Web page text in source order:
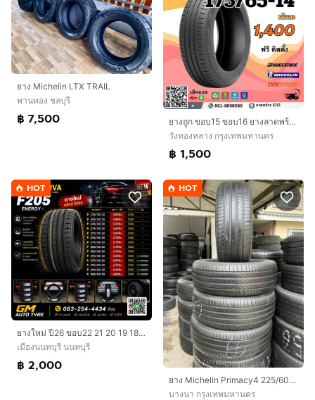
ยาง Michelin LTX TRAIL
พานทอง ชลบุรี
฿ 7,500
ยางถูก ขอบ15 ขอบ16 ยางลาดพร้าว
วังทองหลาง กรุงเทพมหานคร
฿ 1,500
HOT
ยางใหม่ ปี26 ขอบ22 21 20 19 18 ราคาประหยัด
เมืองนนทบุรี นนทบุรี
฿ 2,000
HOT
ยาง Michelin Primacy4 225/60/17 ปี23 เส้น 700 บาท สภาพดี!!
บางนา กรุงเทพมหานคร